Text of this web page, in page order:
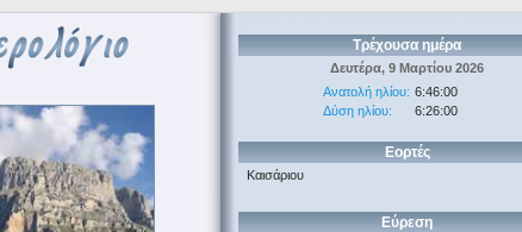
Τρέχουσα ημέρα
Δευτέρα, 9 Μαρτίου 2026
Ανατολή ηλίου: 6:46:00
Δύση ηλίου:
6:26:00
Εορτές
Καισάριου
Εύρεση